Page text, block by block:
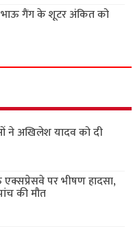
भाऊ गैंग के शूटर अंकित को
ने अखिलेश यादव को दी
पर भीषण हादसा,
की मौत